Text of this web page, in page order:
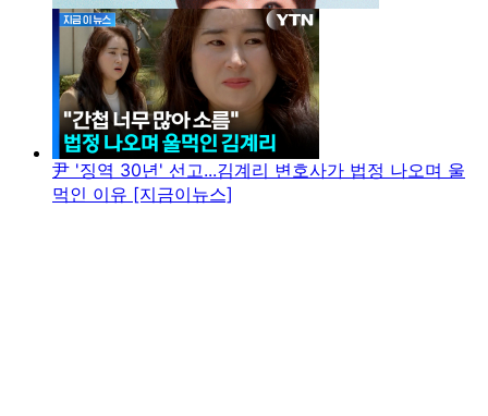
尹 '징역 30년' 선고...김계리 변호사가 법정 나오며 울
먹인 이유 [지금이뉴스]